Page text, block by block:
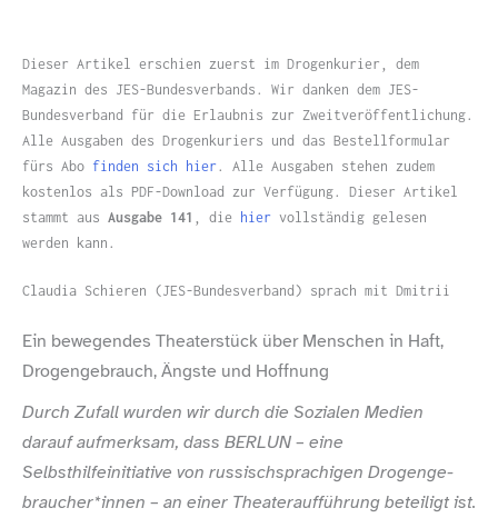
Dieser Artikel erschien zuerst im Drogenkurier, dem
Magazin des JES-​Bundesverbands. Wir danken dem JES-​
Bundesverband für die Erlaubnis zur Zweitveröffentlichung.
Alle Ausgaben des Drogenkuriers und das Bestellformular
fürs Abo finden sich hier . Alle Ausgaben stehen zudem
kostenlos als PDF-​Download zur Verfügung. Dieser Artikel
stammt aus Ausgabe 141 , die hier vollständig gelesen
werden kann.
Claudia Schieren (JES-​Bundesverband) sprach mit Dmitrii
Ein bewegendes Theaterstück über Menschen in Haft,
Drogengebrauch, Ängste und Hoffnung
Durch Zufall wurden wir durch die Sozialen Medien
darauf aufmerksam, dass BERLUN – eine
Selbsthilfeinitiative von russischsprachigen Drogen­ge­­
brau­cher*in­nen – an einer Theateraufführung beteiligt ist.